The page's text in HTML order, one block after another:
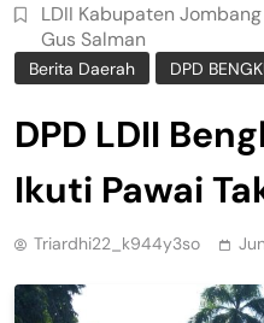
Berita Daerah DPD
DPD LDII
Ikuti Pawai
Triardhi22_k944y3so
LDII Kabupaten
Gus Salman